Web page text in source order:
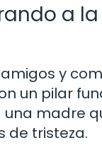
a
y
un pilar
una madre
de tristeza.